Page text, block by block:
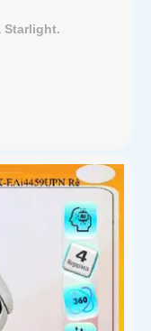
Starlight.